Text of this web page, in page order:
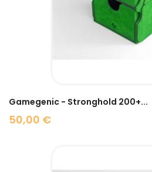
Gamegenic - Stronghold 200+...
50,00 €
Prix